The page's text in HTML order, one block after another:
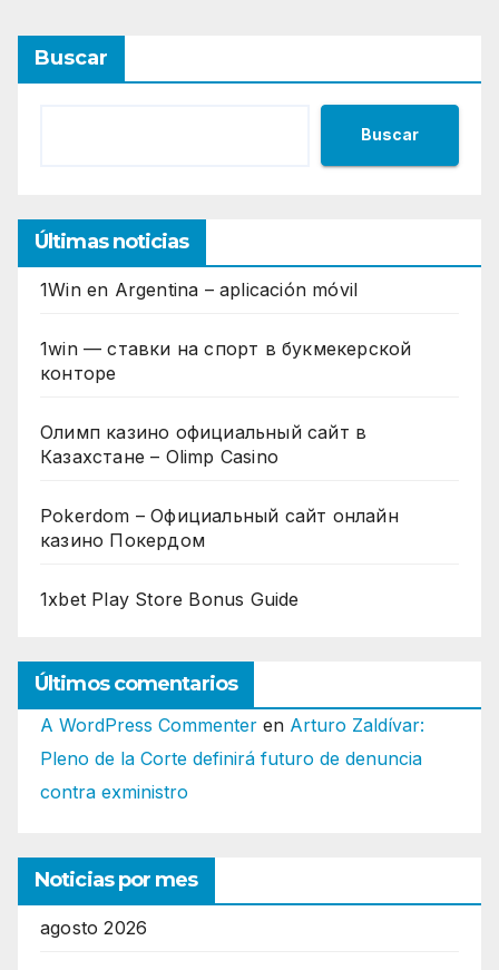
Buscar
Buscar
Últimas noticias
1Win en Argentina – aplicación móvil
1win — ставки на спорт в букмекерской
конторе
Олимп казино официальный сайт в
Казахстане – Olimp Casino
Pokerdom – Официальный сайт онлайн
казино Покердом
1xbet Play Store Bonus Guide
Últimos comentarios
A WordPress Commenter en Arturo Zaldívar:
Pleno de la Corte definirá futuro de denuncia
contra exministro
Noticias por mes
agosto 2026